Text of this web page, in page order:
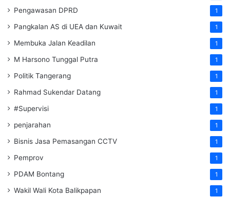
Pengawasan DPRD 1
Pangkalan AS di UEA dan Kuwait 1
Membuka Jalan Keadilan 1
M Harsono Tunggal Putra 1
Politik Tangerang 1
Rahmad Sukendar Datang 1
#Supervisi 1
penjarahan 1
Bisnis Jasa Pemasangan CCTV 1
Pemprov 1
PDAM Bontang 1
Wakil Wali Kota Balikpapan 1